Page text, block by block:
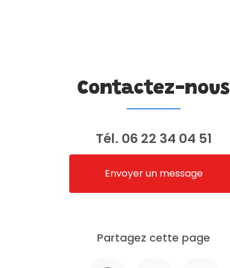
Contactez-nous
Tél. 06 22 34 04 51
Envoyer un message
Partagez cette page